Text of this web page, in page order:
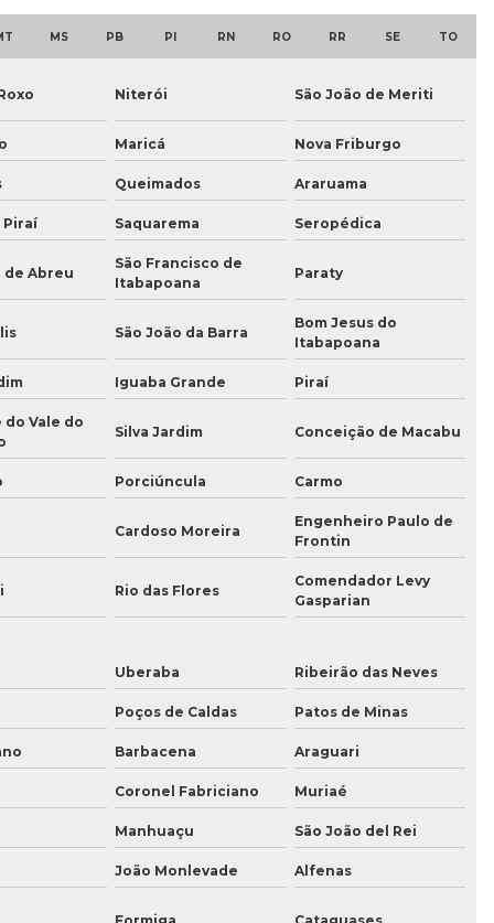
MS PB PI RN RO RR SE TO
Niterói São João de Meriti
Maricá Nova Friburgo
Queimados Araruama
Piraí Saquarema Seropédica
de Abreu
São Francisco de
Itabapoana
Paraty
São João da Barra
Bom Jesus do
Itabapoana
Iguaba Grande Piraí
do Vale do
Silva Jardim Conceição de Macabu
Porciúncula Carmo
Cardoso Moreira
Engenheiro Paulo de
Frontin
Rio das Flores
Comendador Levy
Gasparian
Uberaba Ribeirão das Neves
Poços de Caldas Patos de Minas
Barbacena Araguari
Coronel Fabriciano Muriaé
Manhuaçu São João del Rei
João Monlevade Alfenas